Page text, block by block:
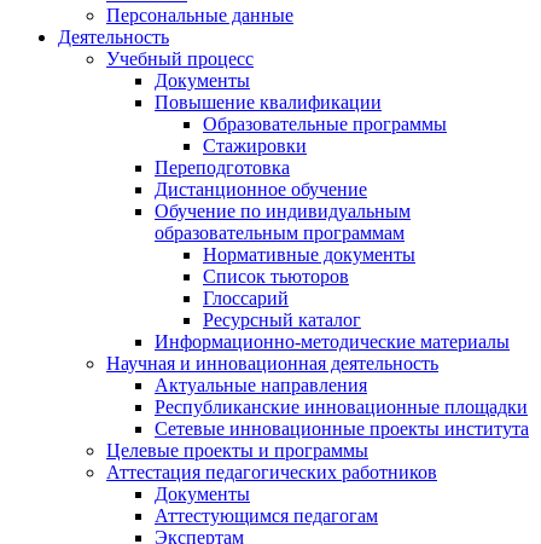
Персональные данные
Деятельность
Учебный процесс
Документы
Повышение квалификации
Образовательные программы
Стажировки
Переподготовка
Дистанционное обучение
Обучение по индивидуальным
образовательным программам
Нормативные документы
Список тьюторов
Глоссарий
Ресурсный каталог
Информационно-методические материалы
Научная и инновационная деятельность
Актуальные направления
Республиканские инновационные площадки
Сетевые инновационные проекты института
Целевые проекты и программы
Аттестация педагогических работников
Документы
Аттестующимся педагогам
Экспертам